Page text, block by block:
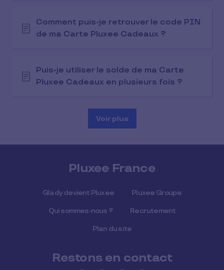
Comment puis-je retrouver le code PIN
de ma Carte Pluxee Cadeaux ?
Puis-je utiliser le solde de ma Carte
Pluxee Cadeaux en plusieurs fois ?
Voir plus
Pluxee France
Glady devient Pluxee Pluxee Groupe
Qui sommes-nous ? Recrutement
Plan du site
Restons en contact